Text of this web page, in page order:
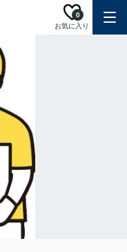
お気に入り
0